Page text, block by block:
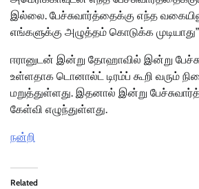
இல்லை. பேச்சுவார்த்தைக்கு எந்த
எங்களுக்கு அழுத்தம் கொடுக்க
ஈரானுடன் இன்று தோஹாவில் இன்று
உள்ளதாக டொனால்ட் டிரம்ப் கூறி வரும்
மறுத்துள்ளது. இதனால் இன்று
கேள்வி எழுந்துள்ளது.
நன்றி
Related